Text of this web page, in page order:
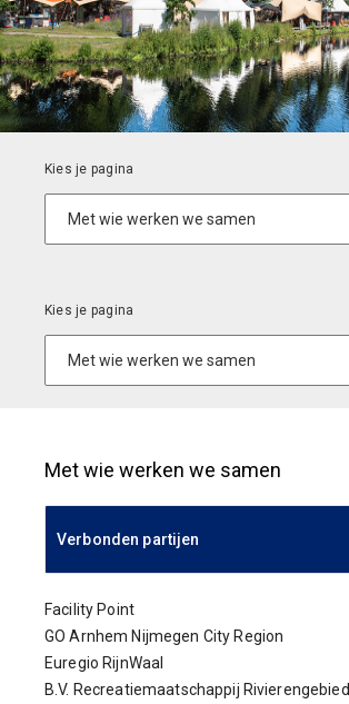
Met wie werken we samen
Verbonden partijen
Facility Point
GO Arnhem Nijmegen City Region
Euregio RijnWaal
B.V. Recreatiemaatschappij Rivierengebied